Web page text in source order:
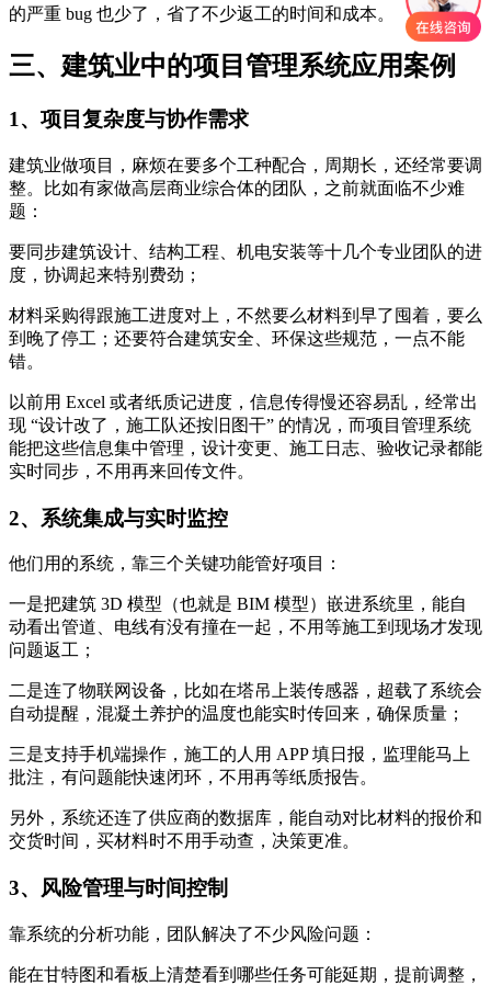
的严重 bug 也少了，省了不少返工的时间和成本。
三、建筑业中的项目管理系统应用案例
1、项目复杂度与协作需求
建筑业做项目，麻烦在要多个工种配合，周期长，还经常要调
整。比如有家做高层商业综合体的团队，之前就面临不少难
题：
要同步建筑设计、结构工程、机电安装等十几个专业团队的进
度，协调起来特别费劲；
材料采购得跟施工进度对上，不然要么材料到早了囤着，要么
到晚了停工；还要符合建筑安全、环保这些规范，一点不能
错。
以前用 Excel 或者纸质记进度，信息传得慢还容易乱，经常出
现 “设计改了，施工队还按旧图干” 的情况，而项目管理系统
能把这些信息集中管理，设计变更、施工日志、验收记录都能
实时同步，不用再来回传文件。
2、系统集成与实时监控
他们用的系统，靠三个关键功能管好项目：
一是把建筑 3D 模型（也就是 BIM 模型）嵌进系统里，能自
动看出管道、电线有没有撞在一起，不用等施工到现场才发现
问题返工；
二是连了物联网设备，比如在塔吊上装传感器，超载了系统会
自动提醒，混凝土养护的温度也能实时传回来，确保质量；
三是支持手机端操作，施工的人用 APP 填日报，监理能马上
批注，有问题能快速闭环，不用再等纸质报告。
另外，系统还连了供应商的数据库，能自动对比材料的报价和
交货时间，买材料时不用手动查，决策更准。
3、风险管理与时间控制
靠系统的分析功能，团队解决了不少风险问题：
能在甘特图和看板上清楚看到哪些任务可能延期，提前调整，